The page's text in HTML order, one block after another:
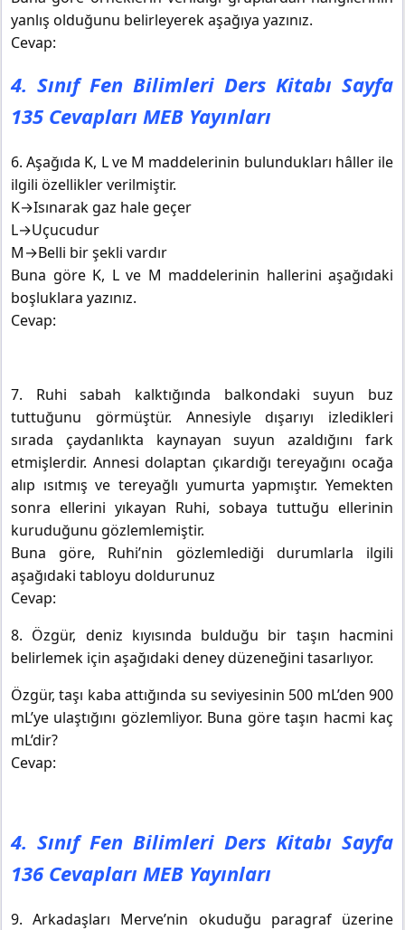
yanlış olduğunu belirleyerek aşağıya yazınız.
Cevap:
4. Sınıf Fen Bilimleri Ders Kitabı Sayfa
135 Cevapları MEB Yayınları
6. Aşağıda K, L ve M maddelerinin bulundukları hâller ile
ilgili özellikler verilmiştir.
K→Isınarak gaz hale geçer
L→Uçucudur
M→Belli bir şekli vardır
Buna göre K, L ve M maddelerinin hallerini aşağıdaki
boşluklara yazınız.
Cevap:
7. Ruhi sabah kalktığında balkondaki suyun buz
tuttuğunu görmüştür. Annesiyle dışarıyı izledikleri
sırada çaydanlıkta kaynayan suyun azaldığını fark
etmişlerdir. Annesi dolaptan çıkardığı tereyağını ocağa
alıp ısıtmış ve tereyağlı yumurta yapmıştır. Yemekten
sonra ellerini yıkayan Ruhi, sobaya tuttuğu ellerinin
kuruduğunu gözlemlemiştir.
Buna göre, Ruhi’nin gözlemlediği durumlarla ilgili
aşağıdaki tabloyu doldurunuz
Cevap:
8. Özgür, deniz kıyısında bulduğu bir taşın hacmini
belirlemek için aşağıdaki deney düzeneğini tasarlıyor.
Özgür, taşı kaba attığında su seviyesinin 500 mL’den 900
mL’ye ulaştığını gözlemliyor. Buna göre taşın hacmi kaç
mL’dir?
Cevap:
4. Sınıf Fen Bilimleri Ders Kitabı Sayfa
136 Cevapları MEB Yayınları
9. Arkadaşları Merve’nin okuduğu paragraf üzerine